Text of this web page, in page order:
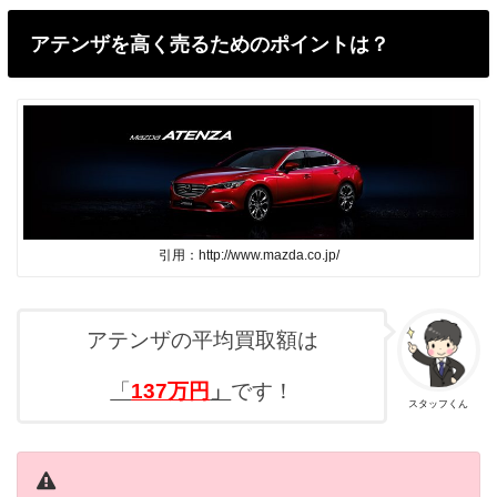
アテンザを高く売るためのポイントは？
引用：http://www.mazda.co.jp/
スタッフくん
アテンザの平均買取額は
「 137万円 」 です！